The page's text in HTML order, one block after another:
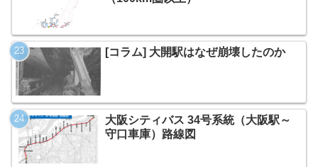
[コラム] 大開駅はなぜ崩壊したのか
大阪シティバス 34号系統（大阪駅～
守口車庫）路線図